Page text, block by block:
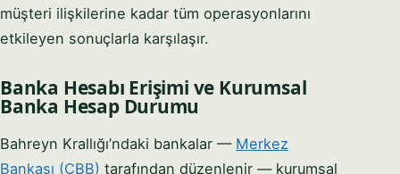
müşteri ilişkilerine kadar tüm operasyonlarını
etkileyen sonuçlarla karşılaşır.
Banka Hesabı Erişimi ve Kurumsal
Banka Hesap Durumu
Bahreyn Krallığı’ndaki bankalar — Merkez
Bankası (CBB) tarafından düzenlenir — kurumsal